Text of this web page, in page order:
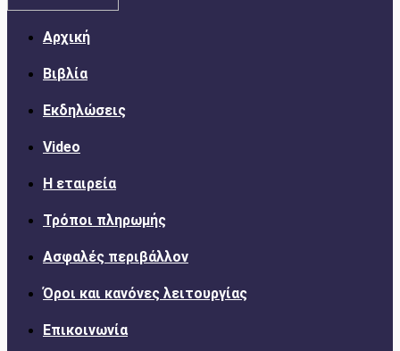
Αρχική
Βιβλία
Εκδηλώσεις
Video
Η εταιρεία
Τρόποι πληρωμής
Ασφαλές περιβάλλον
Όροι και κανόνες λειτουργίας
Επικοινωνία